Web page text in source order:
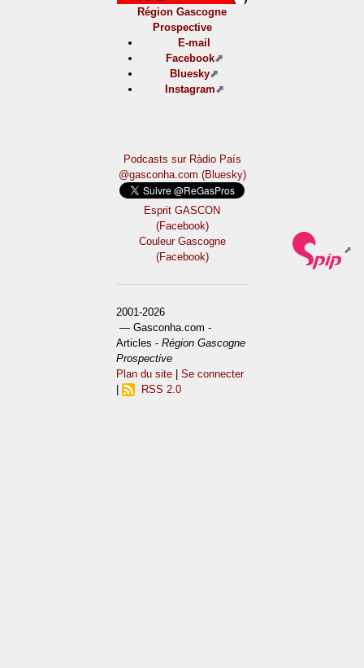
Région Gascogne
Prospective
E-mail
Facebook
Bluesky
Instagram
Podcasts sur Ràdio País
@gasconha.com (Bluesky)
Esprit GASCON
(Facebook)
Couleur Gascogne
(Facebook)
2001-2026
— Gasconha.com -
Articles -Région Gascogne
Prospective
Plan du site |Se connecter
RSS 2.0